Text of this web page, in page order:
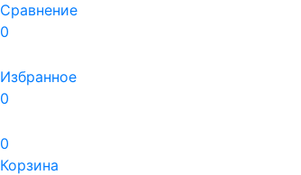
Сравнение
0
Избранное
0
0
Корзина